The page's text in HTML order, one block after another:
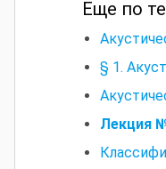
Еще по
§ 1.
Лекция